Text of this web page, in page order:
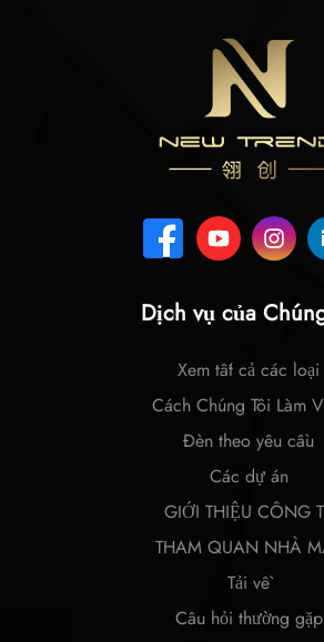
Dịch vụ của
Xem tất cả các loại
Cách Chúng Tôi Làm
Đèn theo yêu cầu
Các dự án
GIỚI THIỆU CÔNG
THAM QUAN NHÀ
Tải về
Câu hỏi thường gặp